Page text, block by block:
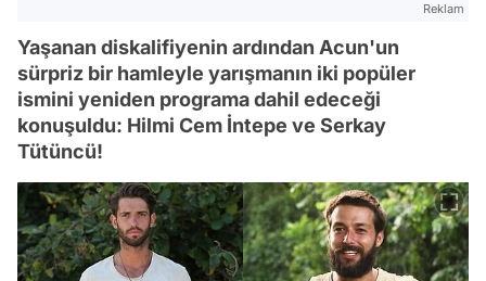
Reklam
Yaşanan diskalifiyenin ardından Acun'un
sürpriz bir hamleyle yarışmanın iki popüler
ismini yeniden programa dahil edeceği
konuşuldu: Hilmi Cem İntepe ve Serkay
Tütüncü!